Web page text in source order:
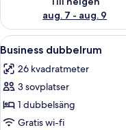
aug. 7 - aug. 9
Öppna
alla
foton
för
Business
dubbelrum
8
Business dubbelrum
26 kvadratmeter
3 sovplatser
1 dubbelsäng
Gratis wi-fi